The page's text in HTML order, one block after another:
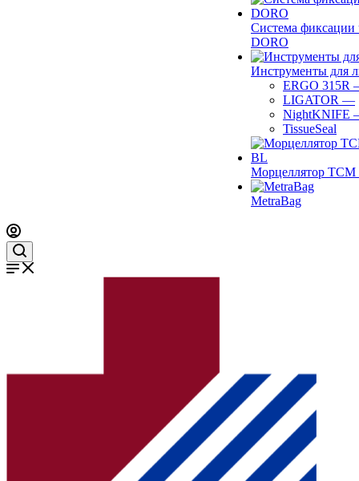
Система фиксации
DORO
Инструменты для
ERGO 315R
LIGATOR —
NightKNIFE
TissueSeal
Морцеллятор ТСМ
MetraBag